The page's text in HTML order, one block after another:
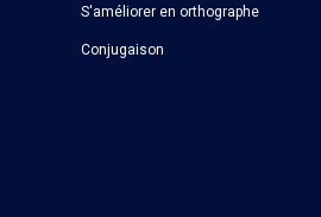
S'améliorer en orthographe
Conjugaison